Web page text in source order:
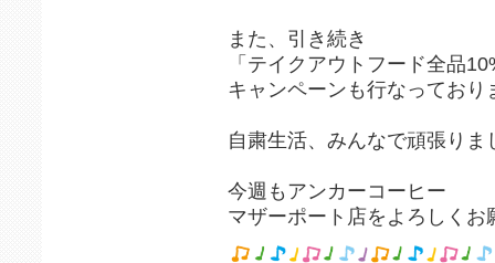
また、引き続き
「テイクアウトフード全品
キャンペーンも行なっており
自粛生活、みんなで頑張りま
今週もアンカーコーヒー
マザーポート店をよろしくお